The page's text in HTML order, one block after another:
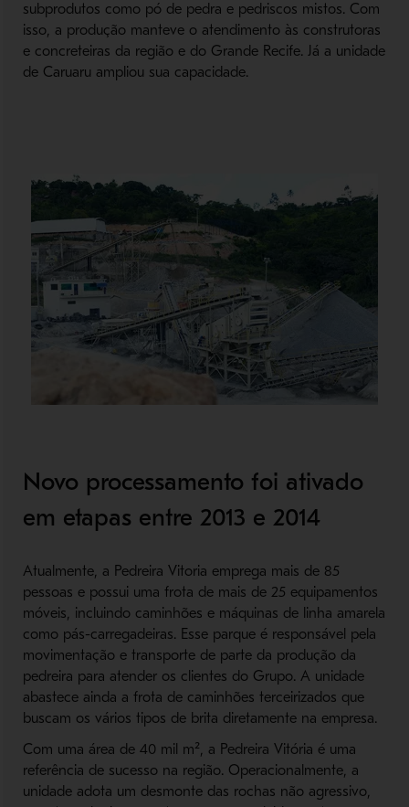
subprodutos como pó de pedra e pedriscos mistos. Com
isso, a produção manteve o atendimento às construtoras
e concreteiras da região e do Grande Recife. Já a unidade
de Caruaru ampliou sua capacidade.
Novo processamento foi ativado
em etapas entre 2013 e 2014
Atualmente, a Pedreira Vitoria emprega mais de 85
pessoas e possui uma frota de mais de 25 equipamentos
móveis, incluindo caminhões e máquinas de linha amarela
como pás-carregadeiras. Esse parque é responsável pela
movimentação e transporte de parte da produção da
pedreira para atender os clientes do Grupo. A unidade
abastece ainda a frota de caminhões terceirizados que
buscam os vários tipos de brita diretamente na empresa.
Com uma área de 40 mil m², a Pedreira Vitória é uma
referência de sucesso na região. Operacionalmente, a
unidade adota um desmonte das rochas não agressivo,